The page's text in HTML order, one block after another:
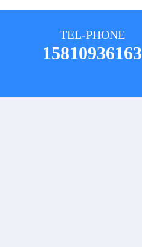
TEL-PHONE
15810936163